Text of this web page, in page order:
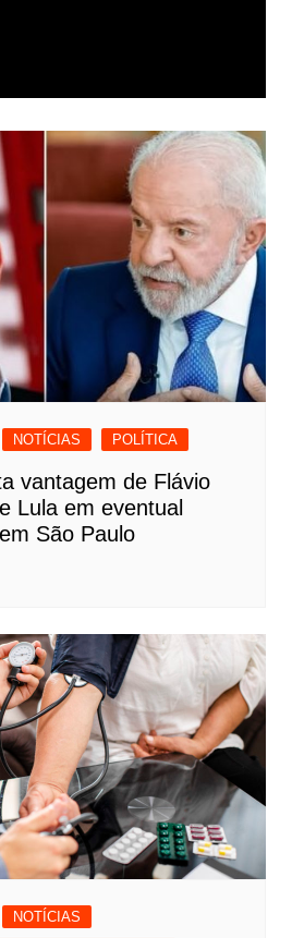
NOTÍCIAS POLÍTICA
vantagem de Flávio
Lula em eventual
São Paulo
NOTÍCIAS